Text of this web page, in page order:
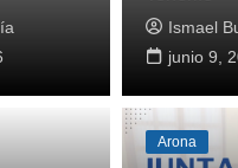
Ismael
junio 9,
Arona